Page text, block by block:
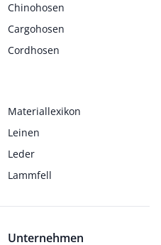
Chinohosen
Cargohosen
Cordhosen
Materiallexikon
Leinen
Leder
Lammfell
Unternehmen